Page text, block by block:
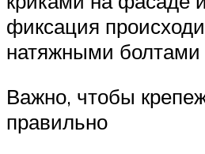
фиксация
натяжными болтами
Важно, чтобы
правильно